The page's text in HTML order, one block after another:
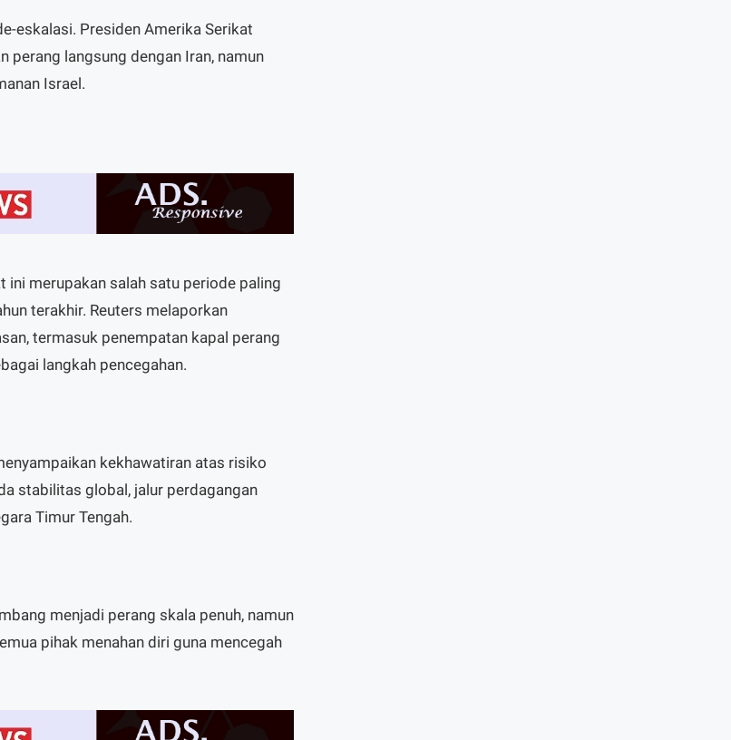
eskalasi. Presiden Amerika Serikat
perang langsung dengan Iran, namun
Israel.
merupakan salah satu periode paling
terakhir. Reuters melaporkan
termasuk penempatan kapal perang
langkah pencegahan.
kekhawatiran atas risiko
stabilitas global, jalur perdagangan
Timur Tengah.
menjadi perang skala penuh, namun
pihak menahan diri guna mencegah